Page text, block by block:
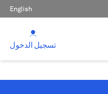
English
تسجيل الدخول